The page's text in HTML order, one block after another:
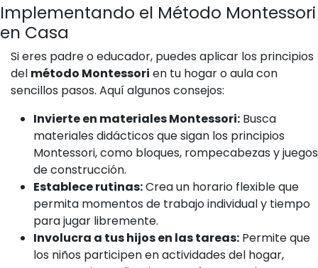
Implementando el Método Montessori
en Casa
Si eres padre o educador, puedes aplicar los principios
del método Montessori en tu hogar o aula con
sencillos pasos. Aquí algunos consejos:
Invierte en materiales Montessori: Busca
materiales didácticos que sigan los principios
Montessori, como bloques, rompecabezas y juegos
de construcción.
Establece rutinas:Crea un horario flexible que
permita momentos de trabajo individual y tiempo
para jugar libremente.
Involucra a tus hijos en las tareas: Permite que
los niños participen en actividades del hogar,